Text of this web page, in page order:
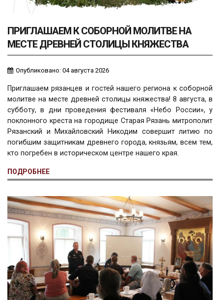
ПРИГЛАШАЕМ К СОБОРНОЙ МОЛИТВЕ НА
МЕСТЕ ДРЕВНЕЙ СТОЛИЦЫ КНЯЖЕСТВА
Опубликовано: 04 августа 2026
Приглашаем рязанцев и гостей нашего региона к соборной
молитве на месте древней столицы княжества! 8 августа, в
субботу, в дни проведения фестиваля «Небо России», у
поклонного креста на городище Старая Рязань митрополит
Рязанский и Михайловский Никодим совершит литию по
погибшим защитникам древнего города, князьям, всем тем,
кто погребен в историческом центре нашего края.
ПОДРОБНЕЕ